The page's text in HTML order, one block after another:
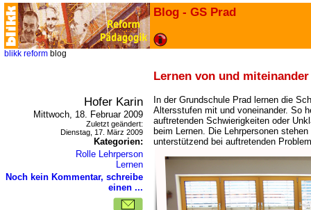
Blog - GS Prad
blikk reform blog
Lernen von und miteinander
Hofer Karin
Mittwoch, 18. Februar 2009
Zuletzt geändert:
Dienstag, 17. März 2009
Kategorien:
Rolle Lehrperson
Lernen
Noch kein Kommentar, schreibe
einen ...
In der Grundschule Prad lernen die
Altersstufen mit und voneinander. So
auftretenden Schwierigkeiten oder
beim Lernen. Die Lehrpersonen
unterstützend bei auftretenden